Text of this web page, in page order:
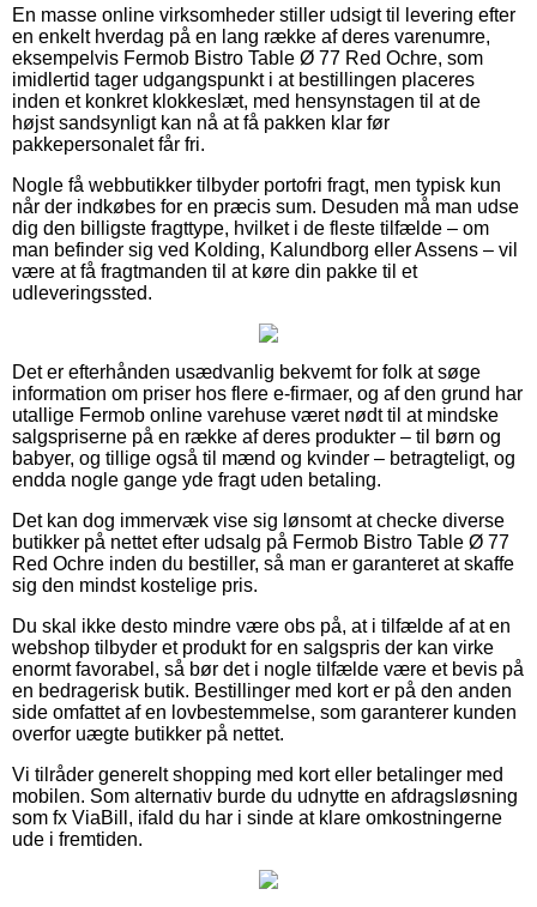
En masse online virksomheder stiller udsigt til levering efter
en enkelt hverdag på en lang række af deres varenumre,
eksempelvis Fermob Bistro Table Ø 77 Red Ochre, som
imidlertid tager udgangspunkt i at bestillingen placeres
inden et konkret klokkeslæt, med hensynstagen til at de
højst sandsynligt kan nå at få pakken klar før
pakkepersonalet får fri.
Nogle få webbutikker tilbyder portofri fragt, men typisk kun
når der indkøbes for en præcis sum. Desuden må man udse
dig den billigste fragttype, hvilket i de fleste tilfælde – om
man befinder sig ved Kolding, Kalundborg eller Assens – vil
være at få fragtmanden til at køre din pakke til et
udleveringssted.
Det er efterhånden usædvanlig bekvemt for folk at søge
information om priser hos flere e-firmaer, og af den grund har
utallige Fermob online varehuse været nødt til at mindske
salgspriserne på en række af deres produkter – til børn og
babyer, og tillige også til mænd og kvinder – betragteligt, og
endda nogle gange yde fragt uden betaling.
Det kan dog immervæk vise sig lønsomt at checke diverse
butikker på nettet efter udsalg på Fermob Bistro Table Ø 77
Red Ochre inden du bestiller, så man er garanteret at skaffe
sig den mindst kostelige pris.
Du skal ikke desto mindre være obs på, at i tilfælde af at en
webshop tilbyder et produkt for en salgspris der kan virke
enormt favorabel, så bør det i nogle tilfælde være et bevis på
en bedragerisk butik. Bestillinger med kort er på den anden
side omfattet af en lovbestemmelse, som garanterer kunden
overfor uægte butikker på nettet.
Vi tilråder generelt shopping med kort eller betalinger med
mobilen. Som alternativ burde du udnytte en afdragsløsning
som fx ViaBill, ifald du har i sinde at klare omkostningerne
ude i fremtiden.